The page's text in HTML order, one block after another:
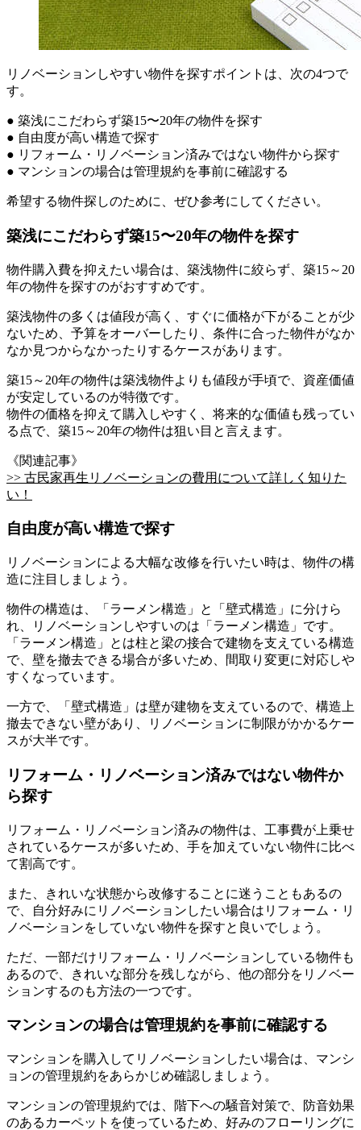
リノベーションしやすい物件を探すポイントは、次の4つで
す。
● 築浅にこだわらず築15〜20年の物件を探す
● 自由度が高い構造で探す
● リフォーム・リノベーション済みではない物件から探す
● マンションの場合は管理規約を事前に確認する
希望する物件探しのために、ぜひ参考にしてください。
築浅にこだわらず築15〜20年の物件を探す
物件購入費を抑えたい場合は、築浅物件に絞らず、築15～20
年の物件を探すのがおすすめです。
築浅物件の多くは値段が高く、すぐに価格が下がることが少
ないため、予算をオーバーしたり、条件に合った物件がなか
なか見つからなかったりするケースがあります。
築15～20年の物件は築浅物件よりも値段が手頃で、資産価値
が安定しているのが特徴です。
物件の価格を抑えて購入しやすく、将来的な価値も残ってい
る点で、築15～20年の物件は狙い目と言えます。
《関連記事》
>> 古民家再生リノベーションの費用について詳しく知りた
い！
自由度が高い構造で探す
リノベーションによる大幅な改修を行いたい時は、物件の構
造に注目しましょう。
物件の構造は、「ラーメン構造」と「壁式構造」に分けら
れ、リノベーションしやすいのは「ラーメン構造」です。
「ラーメン構造」とは柱と梁の接合で建物を支えている構造
で、壁を撤去できる場合が多いため、間取り変更に対応しや
すくなっています。
一方で、「壁式構造」は壁が建物を支えているので、構造上
撤去できない壁があり、リノベーションに制限がかかるケー
スが大半です。
リフォーム・リノベーション済みではない物件か
ら探す
リフォーム・リノベーション済みの物件は、工事費が上乗せ
されているケースが多いため、手を加えていない物件に比べ
て割高です。
また、きれいな状態から改修することに迷うこともあるの
で、自分好みにリノベーションしたい場合はリフォーム・リ
ノベーションをしていない物件を探すと良いでしょう。
ただ、一部だけリフォーム・リノベーションしている物件も
あるので、きれいな部分を残しながら、他の部分をリノベー
ションするのも方法の一つです。
マンションの場合は管理規約を事前に確認する
マンションを購入してリノベーションしたい場合は、マンシ
ョンの管理規約をあらかじめ確認しましょう。
マンションの管理規約では、階下への騒音対策で、防音効果
のあるカーペットを使っているため、好みのフローリングに